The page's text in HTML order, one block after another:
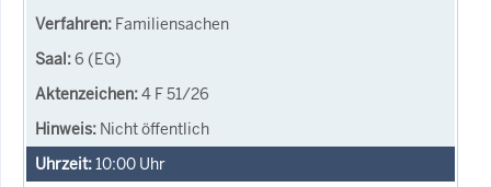
Familiensachen
6 (EG)
4 F 51/26
Nicht öffentlich
10:00 Uhr